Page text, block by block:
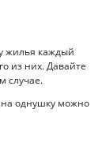
жилья каждый
из них. Давайте
случае.
на однушку можно